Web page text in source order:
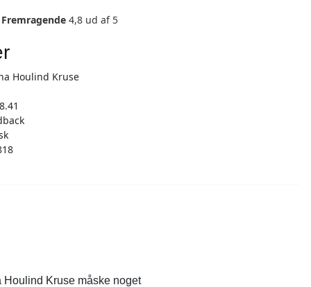
Fremragende4,8 ud af 5
Houlind Kruse
Houlind Kruse måske noget